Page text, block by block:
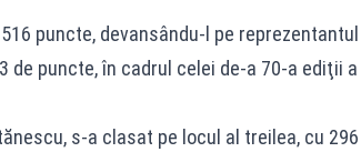
puncte, devansându-l pe reprezentantul
de puncte, în cadrul celei de-a 70-a ediţii a
s-a clasat pe locul al treilea, cu